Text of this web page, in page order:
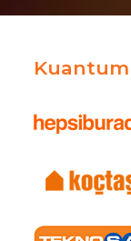
Kuantum